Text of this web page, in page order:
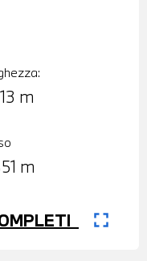
m
m
fullscreen